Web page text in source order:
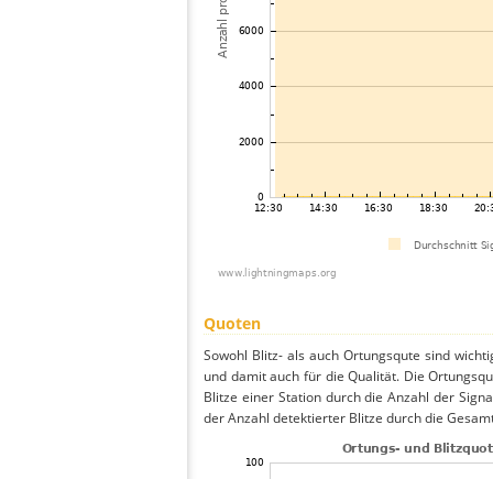
Quoten
Sowohl Blitz- als auch Ortungsqute sind
und damit auch für die Qualität. Die
Blitze einer Station durch die Anzahl der
der Anzahl detektierter Blitze durch die